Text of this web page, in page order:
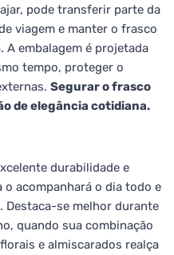
pode transferir parte da
viagem e manter o frasco
A embalagem é projetada
tempo, proteger o
Segurar o frasco
de elegância cotidiana.
durabilidade e
acompanhará o dia todo e
Destaca-se melhor durante
quando sua combinação
e almiscarados realça